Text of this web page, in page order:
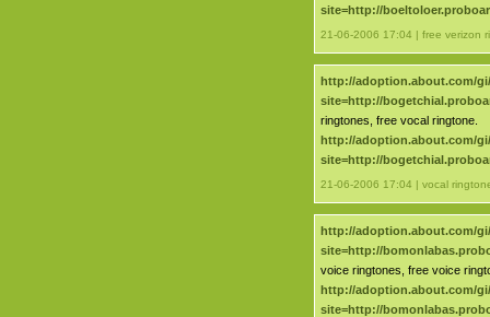
site=http://
21-06-2006 17:04 | free verizon
http://adoption.about.com/
site=http://
ringtones, free vocal ringtone.
http://adoption.about.com/
site=http://
21-06-2006 17:04 | vocal
http://adoption.about.com/
site=http://
voice ringtones, free voice
http://adoption.about.com/
site=http://